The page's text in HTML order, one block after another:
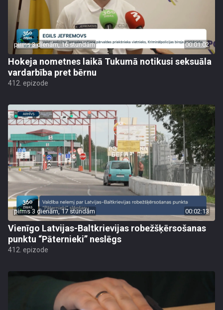
pirms 3 dienām, 16 stundām 00:01:02
Hokeja nometnes laikā Tukumā notikusi seksuāla
vardarbība pret bērnu
412. epizode
pirms 3 dienām, 17 stundām 00:02:13
Vienīgo Latvijas-Baltkrievijas robežšķērsošanas
punktu “Pāternieki” neslēgs
412. epizode